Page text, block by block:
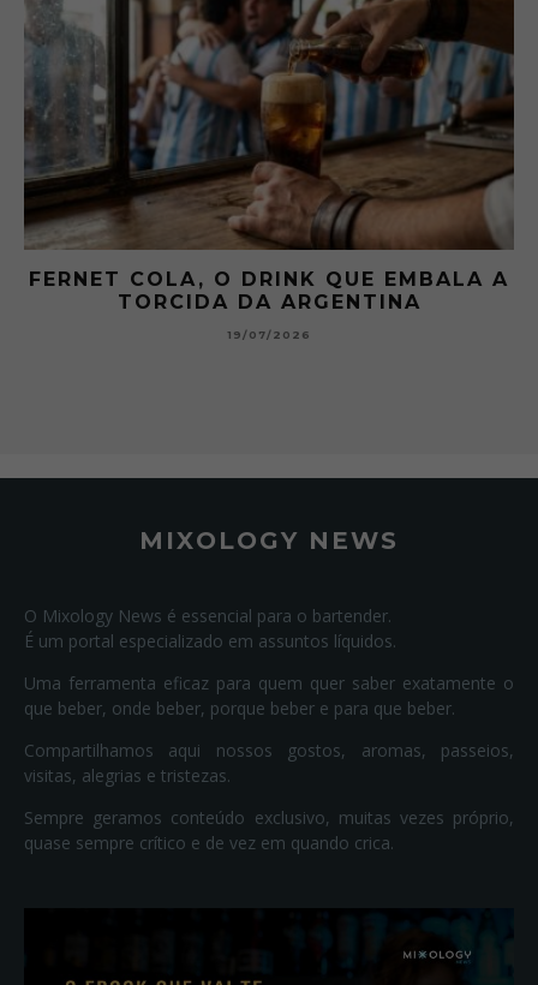
A
GIBSON: O PICLES QUE MUDOU A
HISTÓRIA DOS MARTINI
15/07/2026
MIXOLOGY NEWS
O Mixology News é essencial para o bartender.
É um portal especializado em assuntos líquidos.
Uma ferramenta eficaz para quem quer saber exatamente o
que beber, onde beber, porque beber e para que beber.
Compartilhamos aqui nossos gostos, aromas, passeios,
visitas, alegrias e tristezas.
Sempre geramos conteúdo exclusivo, muitas vezes próprio,
quase sempre crítico e de vez em quando crica.